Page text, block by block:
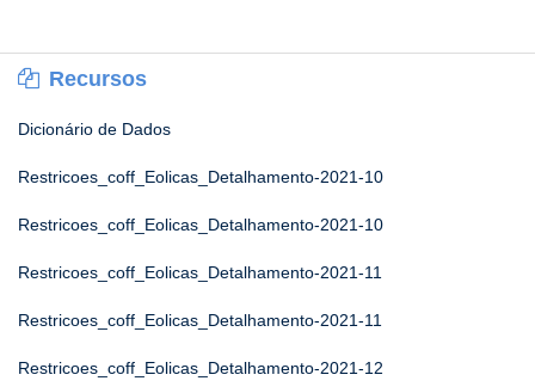
Recursos
Dicionário de Dados
Restricoes_coff_Eolicas_Detalhamento-2021-10
Restricoes_coff_Eolicas_Detalhamento-2021-10
Restricoes_coff_Eolicas_Detalhamento-2021-11
Restricoes_coff_Eolicas_Detalhamento-2021-11
Restricoes_coff_Eolicas_Detalhamento-2021-12